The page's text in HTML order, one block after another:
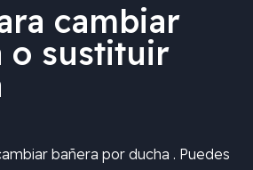
cambiar
o sustituir
bañera por ducha . Puedes